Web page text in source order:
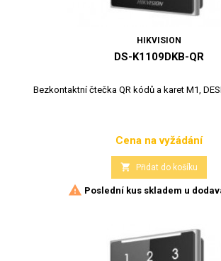
HIKVISION
DS-K1109DKB-QR
Bezkontaktní čtečka QR kódů a karet M1,
Cena
Cena na vyžádání
 Přidat do košíku
 Poslední kus skladem u